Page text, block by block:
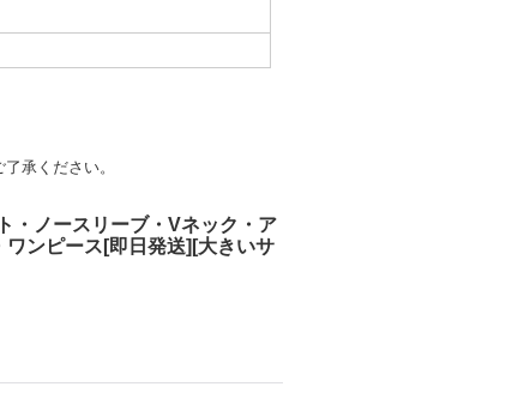
承ください。
・ノースリーブ・Vネック・ア
ンピース[即日発送][大きいサ